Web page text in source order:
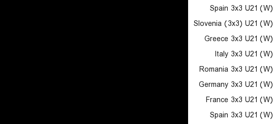
Spain 3x3 U21 (W)
Slovenia (3x3) U21 (W)
Greece 3x3 U21 (W)
Italy 3x3 U21 (W)
Romania 3x3 U21 (W)
Germany 3x3 U21 (W)
France 3x3 U21 (W)
Spain 3x3 U21 (W)